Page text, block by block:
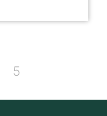
5